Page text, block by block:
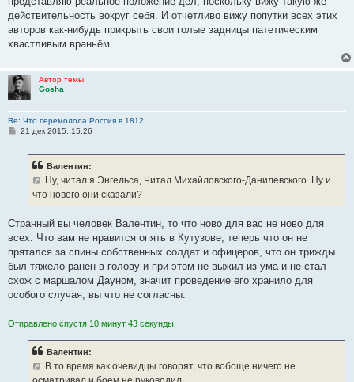
действительность вокруг себя. И отчетливо вижу попутки всех этих
авторов как-нибудь прикрыть свои голые задницы патетическим
хвастливым враньём.
Автор темы
Gosha
Re: Что перемолола Россия в 1812
С21 дек 2015, 15:26
Валентин:
Ну, читал я Энгельса, Читал Михайловского-Данилевского. Ну и
что нового они сказали?
Странный вы человек Валентин, то что ново для вас не ново для
всех. Что вам не нравится опять в Кутузове, теперь что он не
прятался за спины собственных солдат и офицеров, что он трижды
был тяжело ранен в голову и при этом не выжил из ума и не стал
схож с маршалом Дауном, значит проведение его хранило для
особого случая, вы что не согласны.
Отправлено спустя 10 минут 43 секунды:
Валентин:
В то время как очевидцы говорят, что вобоще ничего не